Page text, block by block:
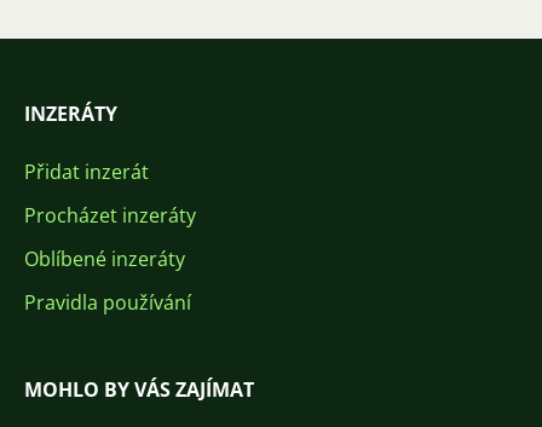
INZERÁTY
Přidat inzerát
Procházet inzeráty
Oblíbené inzeráty
Pravidla používání
MOHLO BY VÁS ZAJÍMAT